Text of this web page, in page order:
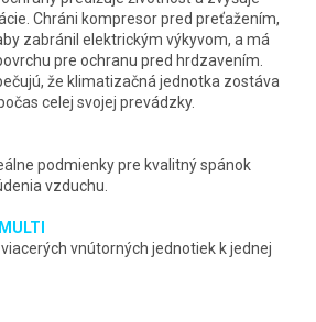
Chráni kompresor pred preťažením,
zabránil elektrickým výkyvom, a má
pre ochranu pred hrdzavením.
že klimatizačná jednotka zostáva
celej svojej prevádzky.
podmienky pre kvalitný spánok
vzduchu.
vnútorných jednotiek k jednej